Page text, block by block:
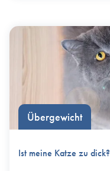
Übergewicht
Ist meine Katze zu dick?